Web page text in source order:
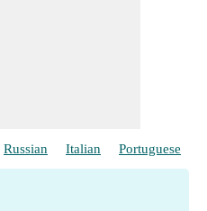
Russian Italian Portuguese